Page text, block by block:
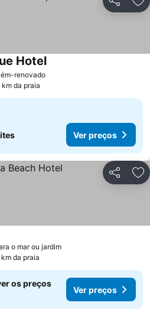
Partilhar
renovado
Hotel
da praia
Ver preços
Partilhar
o mar ou jardim
da praia
os preços
Ver preços